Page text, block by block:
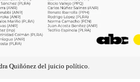
Quiñónez del juicio político.